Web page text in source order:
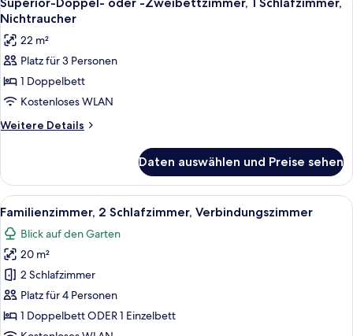
Fotos
für
Superior-
Doppel-
oder
-
Zweibettzimmer,
Nichtraucher
anzeigen
Nichtraucher
22 m²
Platz für 3 Personen
1 Doppelbett
Kostenloses WLAN
Weitere Details
Weitere
Doppel-
oder
-
Zweibettzimmer,
Schlafzimmer,
Nichtraucher
Daten auswählen und Preise sehen
Alle
Fotos
für
Familienzimmer,
2 Schlafzimmer,
Verbindungszimmer
anzeigen
Ein ordentlich bezogenes Bett mit
9
Familienzimmer, 2 Schlafzimmer, Verbindungszimmer
Blick auf den Garten
20 m²
2 Schlafzimmer
Platz für 4 Personen
1 Doppelbett ODER 1 Einzelbett